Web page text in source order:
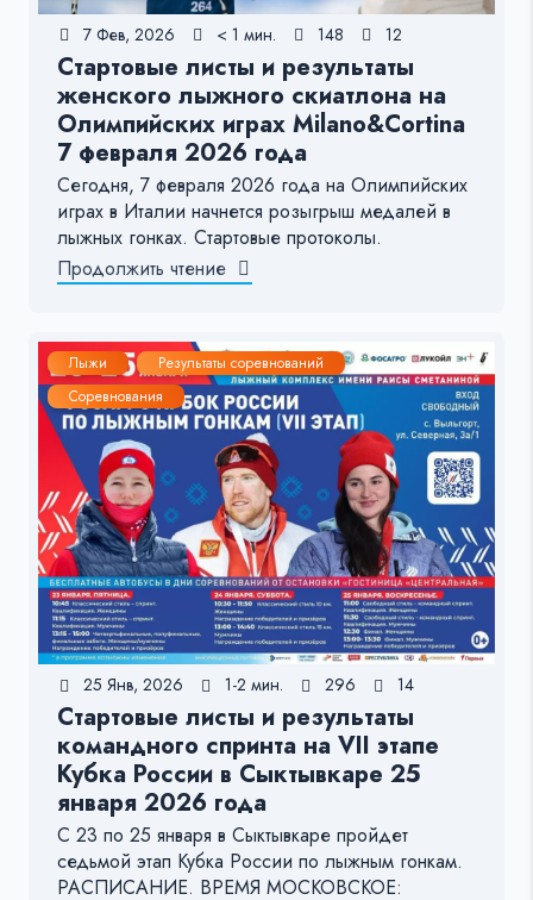
7 Фев, 2026 < 1 мин. 148 12
Стартовые листы и результаты
женского лыжного скиатлона на
Олимпийских играх Milano&Cortina
7 февраля 2026 года
Сегодня, 7 февраля 2026 года на Олимпийских
играх в Италии начнется розыгрыш медалей в
лыжных гонках. Стартовые протоколы.
Продолжить чтение
Лыжи
Результаты соревнований
Соревнования
25 Янв, 2026 1-2 мин. 296 14
Стартовые листы и результаты
командного спринта на VII этапе
Кубка России в Сыктывкаре 25
января 2026 года
С 23 по 25 января в Сыктывкаре пройдет
седьмой этап Кубка России по лыжным гонкам.
РАСПИСАНИЕ. ВРЕМЯ МОСКОВСКОЕ: